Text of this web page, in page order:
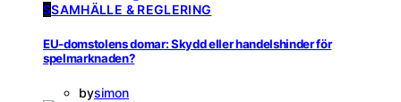
SSAMHÄLLE & REGLERING
EU-domstolens domar: Skydd eller handelshinder för
spelmarknaden?
bysimon